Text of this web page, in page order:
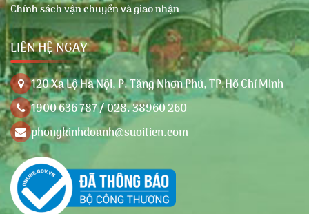
Chính sách vận chuyển và giao nhận
LIÊN HỆ NGAY
120 Xa Lộ Hà Nội, P. Tăng Nhơn Phú, TP.Hồ Chí Minh
1900 636 787 / 028. 38960 260
phongkinhdoanh@suoitien.com